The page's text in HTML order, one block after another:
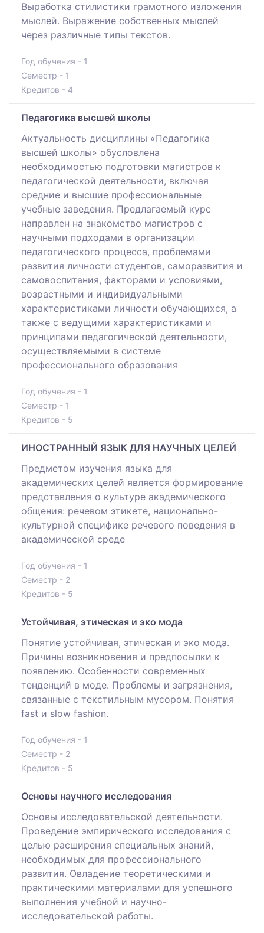
Выработка стилистики грамотного изложения
мыслей. Выражение собственных мыслей
через различные типы текстов.
Год обучения - 1
Семестр - 1
Кредитов - 4
Педагогика высшей школы
Актуальность дисциплины «Педагогика
высшей школы» обусловлена
необходимостью подготовки магистров к
педагогической деятельности, включая
средние и высшие профессиональные
учебные заведения. Предлагаемый курс
направлен на знакомство магистров с
научными подходами в организации
педагогического процесса, проблемами
развития личности студентов, саморазвития и
самовоспитания, факторами и условиями,
возрастными и индивидуальными
характеристиками личности обучающихся, а
также с ведущими характеристиками и
принципами педагогической деятельности,
осуществляемыми в системе
профессионального образования
Год обучения - 1
Семестр - 1
Кредитов - 5
ИНОСТРАННЫЙ ЯЗЫК ДЛЯ НАУЧНЫХ ЦЕЛЕЙ
Предметом изучения языка для
академических целей является формирование
представления о культуре академического
общения: речевом этикете, национально-
культурной специфике речевого поведения в
академической среде
Год обучения - 1
Семестр - 2
Кредитов - 5
Устойчивая, этическая и эко мода
Понятие устойчивая, этическая и эко мода.
Причины возникновения и предпосылки к
появлению. Особенности современных
тенденций в моде. Проблемы и загрязнения,
связанные с текстильным мусором. Понятия
fast и slow fashion.
Год обучения - 1
Семестр - 2
Кредитов - 5
Основы научного исследования
Основы исследовательской деятельности.
Проведение эмпирического исследования с
целью расширения специальных знаний,
необходимых для профессионального
развития. Овладение теоретическими и
практическими материалами для успешного
выполнения учебной и научно-
исследовательской работы.